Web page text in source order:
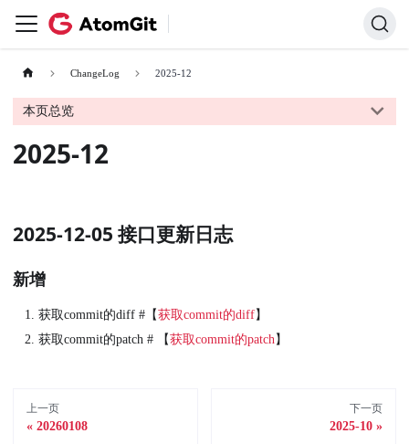
ChangeLog 2025-12
本页总览
2025-12
2025-12-05 接口更新日志
新增
获取commit的diff #【获取commit的diff】
获取commit的patch # 【获取commit的patch 】
上一页
20260108
下一页
2025-10